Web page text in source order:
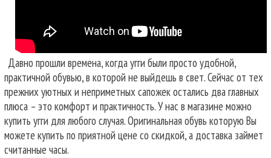
Давно прошли времена, когда угги были просто удобной,
практичной обувью, в которой не выйдешь в свет. Сейчас от тех
прежних уютных и неприметных сапожек остались два главных
плюса – это комфорт и практичность. У нас в магазине можно
купить угги для любого случая.Оригинальная обувь которую Вы
можете купить по приятной цене со скидкой, а доставка займет
считанные часы.